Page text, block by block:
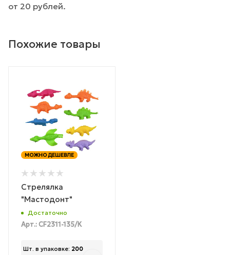
от 20 рублей.
Похожие товары
МОЖНО ДЕШЕВЛЕ
Стрелялка
"Мастодонт"
Достаточно
Арт.: CF2311-135/К
Шт. в упаковке: 200